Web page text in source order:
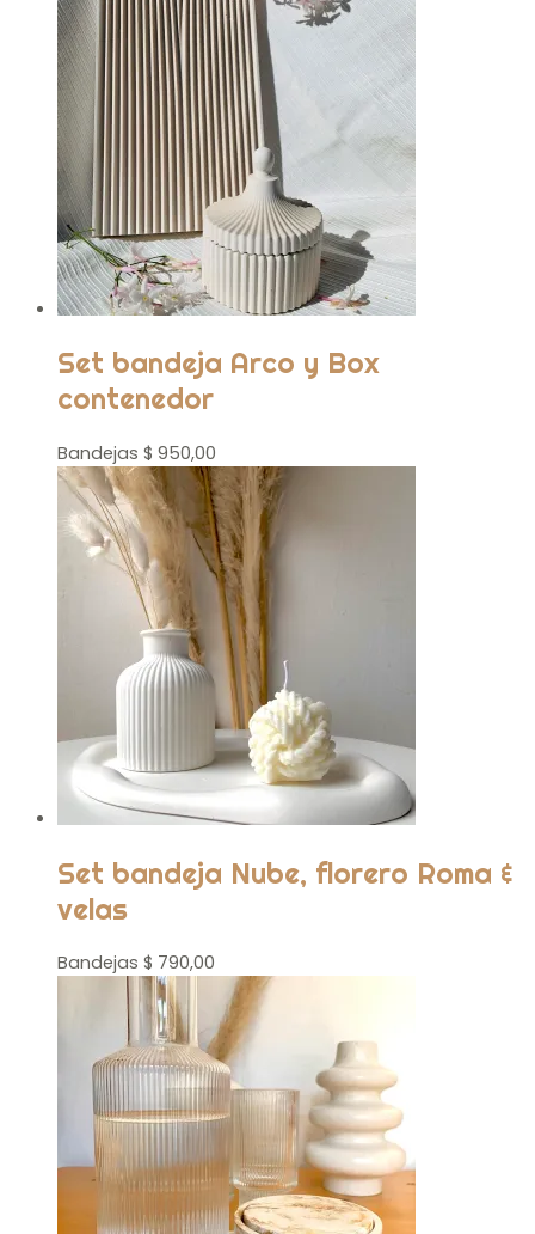
Set bandeja Arco y Box
contenedor
Bandejas $ 950,00
Set bandeja Nube, florero Roma &
velas
Bandejas $ 790,00